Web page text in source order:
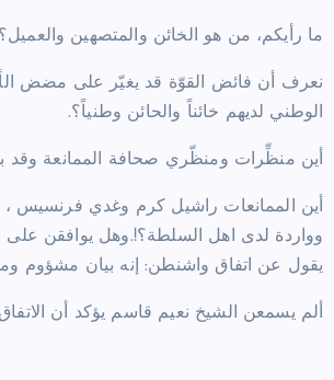
ما رأيكم، من هو الخائن والمتصهين
نعرف أن فائض القوّة قد يغيّر على مضض
الوطني لديهم خائناً والحائن وطنياً؟.
أين منظِّرات ومنظّري صحافة الممانعة وقد
أين الممانعات راشيل كرم وغدي فرنسيس
وواردة لدى اهل السلطة؟!.وهل يوافقن
يقول عن اتفاق واشنطن: إنه بيان مشؤوم
ألم يسمعن الشيخ نعيم قاسم يؤكد أن